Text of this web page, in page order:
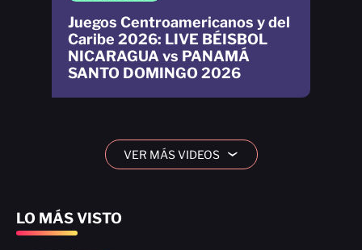
LO MÁS VISTO
Juegos Centroamericanos y del
Caribe 2026: LIVE BÉISBOL
NICARAGUA vs PANAMÁ
SANTO DOMINGO 2026
VER MÁS VIDEOS ›